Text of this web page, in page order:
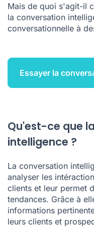
Mais de quoi s'agit-il
la conversation
conversationnelle à
Essayer la
Qu'est-ce que
intelligence ?
La conversation
analyser les
clients et leur permet
tendances. Grâce à
informations
leurs clients et